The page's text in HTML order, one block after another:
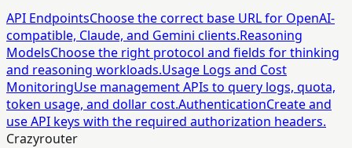
API EndpointsChoose the correct base URL for OpenAI-
compatible, Claude, and Gemini clients.Reasoning
ModelsChoose the right protocol and fields for thinking
and reasoning workloads.Usage Logs and Cost
MonitoringUse management APIs to query logs, quota,
token usage, and dollar cost.AuthenticationCreate and
use API keys with the required authorization headers.
Crazyrouter